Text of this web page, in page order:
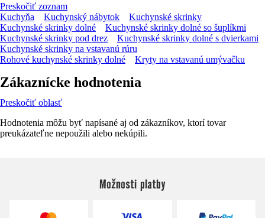
Preskočiť zoznam
Kuchyňa
Kuchynský nábytok
Kuchynské skrinky
Kuchynské skrinky dolné
Kuchynské skrinky dolné so šuplíkmi
Kuchynské skrinky pod drez
Kuchynské skrinky dolné s dvierkami
Kuchynské skrinky na vstavanú rúru
Rohové kuchynské skrinky dolné
Kryty na vstavanú umývačku
Zákaznícke hodnotenia
Preskočiť oblasť
Hodnotenia môžu byť napísané aj od zákazníkov, ktorí tovar
preukázateľne nepoužili alebo nekúpili.
Možnosti platby